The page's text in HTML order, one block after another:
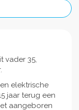
vader 35,
elektrische
jaar terug een
aangeboren